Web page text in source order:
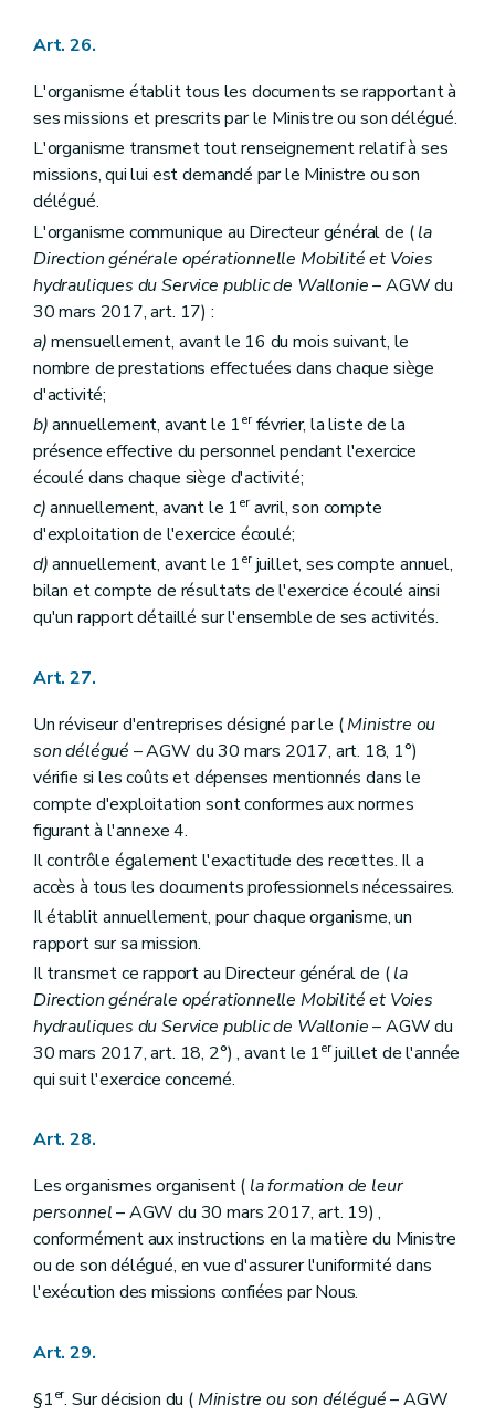
Art. 26.
L'organisme établit tous les documents se rapportant à
ses missions et prescrits par le Ministre ou son délégué.
L'organisme transmet tout renseignement relatif à ses
missions, qui lui est demandé par le Ministre ou son
délégué.
L'organisme communique au Directeur général de (la
Direction générale opérationnelle Mobilité et Voies
hydrauliques du Service public de Wallonie– AGW du
30 mars 2017, art. 17) :
a)mensuellement, avant le 16 du mois suivant, le
nombre de prestations effectuées dans chaque siège
d'activité;
b)annuellement, avant le 1erfévrier, la liste de la
présence effective du personnel pendant l'exercice
écoulé dans chaque siège d'activité;
c)annuellement, avant le 1eravril, son compte
d'exploitation de l'exercice écoulé;
d)annuellement, avant le 1erjuillet, ses compte annuel,
bilan et compte de résultats de l'exercice écoulé ainsi
qu'un rapport détaillé sur l'ensemble de ses activités.
Art. 27.
Un réviseur d'entreprises désigné par le (Ministre ou
son délégué – AGW du 30 mars 2017, art. 18, 1°)
vérifie si les coûts et dépenses mentionnés dans le
compte d'exploitation sont conformes aux normes
figurant à l'annexe 4.
Il contrôle également l'exactitude des recettes. Il a
accès à tous les documents professionnels nécessaires.
Il établit annuellement, pour chaque organisme, un
rapport sur sa mission.
Il transmet ce rapport au Directeur général de (la
Direction générale opérationnelle Mobilité et Voies
hydrauliques du Service public de Wallonie– AGW du
30 mars 2017, art. 18, 2°) , avant le 1erjuillet de l'année
qui suit l'exercice concerné.
Art. 28.
Les organismes organisent ( la formation de leur
personnel– AGW du 30 mars 2017, art. 19) ,
conformément aux instructions en la matière du Ministre
ou de son délégué, en vue d'assurer l'uniformité dans
l'exécution des missions confiées par Nous.
Art. 29.
§1er. Sur décision du (Ministre ou son délégué– AGW